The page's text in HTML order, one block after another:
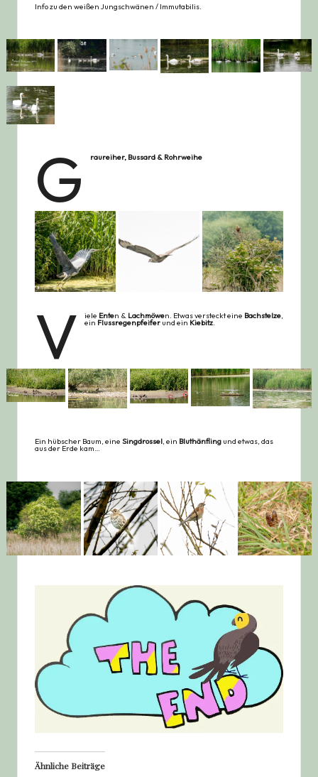
Info zu den weißen Jungschwänen / Immutabilis.
G raureiher, Bussard & Rohrweihe
V iele Enten & Lachmöwen. Etwas versteckt eine Bachstelze,
ein Flussregenpfeiferund ein Kiebitz.
Ein hübscher Baum, eine Singdrossel, ein Bluthänfling und etwas, das
aus der Erde kam…
Ähnliche Beiträge